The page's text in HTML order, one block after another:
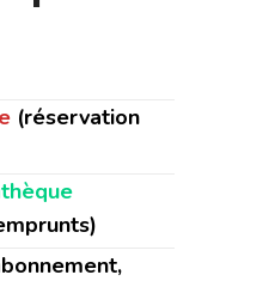
(réservation